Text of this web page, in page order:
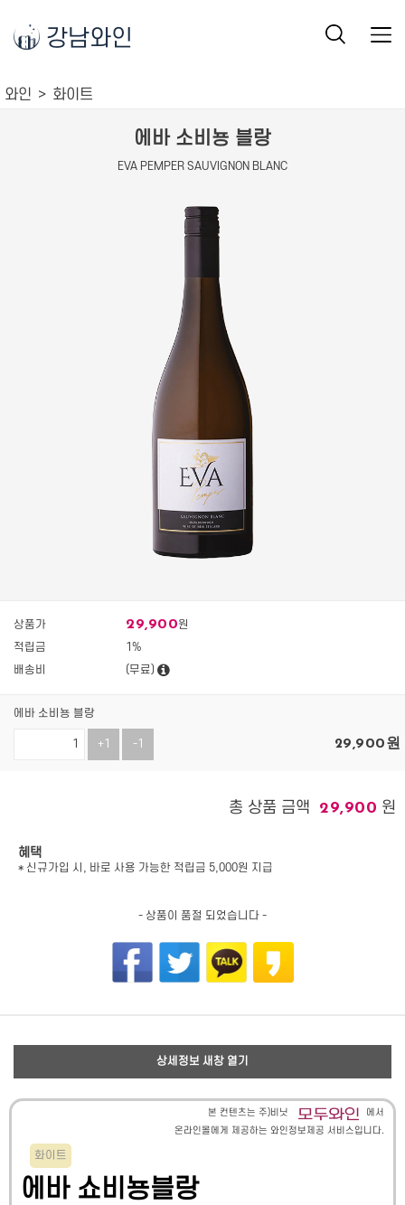
강남와인
와인 화이트
에바 소비뇽 블랑
EVA PEMPER SAUVIGNON BLANC
상품가 29,900원
적립금
1%
배송비
(무료)
에바 소비뇽 블랑
+1 -1 29,900원
총 상품 금액 29,900 원
혜택
* 신규가입 시, 바로 사용 가능한 적립금 5,000원 지급
- 상품이 품절 되었습니다 -
상세정보 새창 열기
본 컨텐츠는 주)비닛
에서
온라인몰에게 제공하는 와인정보제공 서비스입니다.
화이트
에바 쇼비뇽블랑